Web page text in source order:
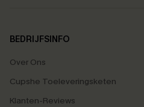
BEDRIJFSINFO
Over Ons
Cupshe Toeleveringsketen
Klanten-Reviews